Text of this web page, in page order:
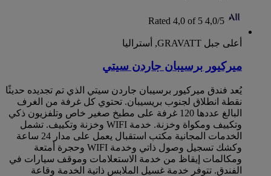
4,0/5
Rated 4,0 of 5
أعلى جبل GRAVATT, أستراليا
ميركيور برسيبان جاردن سيتي
يُعد فندق ‏‫ميركيور برسيبان جاردن سيتي‬ الذي تم تجديده حديثًا
نقطة انطلاق لجنوب بريسيبان. تحتوي كل غرفة من الغرف
البالغ عددها 120 غرفة على مطبخ صغير خاص وتلفزيون ذكي
وتكييف ومكواة وخزنة. خدمة WIFI وخزنة وتكييف. تشمل
الخدمات المجانية مكتب استقبال يعمل على مدار 24 ساعة
وكشك تسجيل وصول ذاتي وخدمة WIFI وحجرة أمتعة
ومكالمات إيقاظ من خدمة الاستعلامات وموقف سيارات في
الفندق. تتوفر خدمة غسيل الملابس ذاتية الخدمة وقاعة